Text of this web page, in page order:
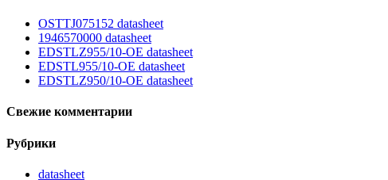
OSTTJ075152 datasheet
1946570000 datasheet
EDSTLZ955/10-OE datasheet
EDSTL955/10-OE datasheet
EDSTLZ950/10-OE datasheet
Свежие комментарии
Рубрики
datasheet